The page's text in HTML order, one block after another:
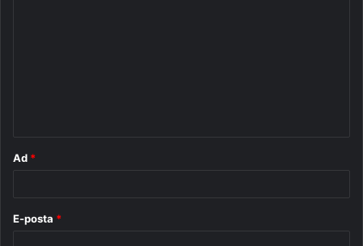
Ad *
E-posta *